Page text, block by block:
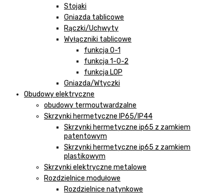
Stojaki
Gniazda tablicowe
Rączki/Uchwyty
Wyłączniki tablicowe
funkcja 0-1
funkcja 1-0-2
funkcja LOP
Gniazda/Wtyczki
Obudowy elektryczne
obudowy termoutwardzalne
Skrzynki hermetyczne IP65/IP44
Skrzynki hermetyczne ip65 z zamkiem
patentowym
Skrzynki hermetyczne ip65 z zamkiem
plastikowym
Skrzynki elektryczne metalowe
Rozdzielnice modułowe
Rozdzielnice natynkowe